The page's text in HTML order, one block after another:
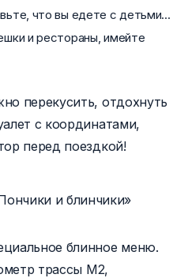
что вы едете с детьми...
и рестораны, имейте
перекусить, отдохнуть
с координатами,
перед поездкой!
и блинчики»
блинное меню.
трассы М2,